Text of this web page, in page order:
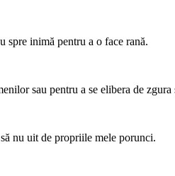
spre inimă pentru a o face rană.
sau pentru a se elibera de
nu uit de propriile mele porunci.